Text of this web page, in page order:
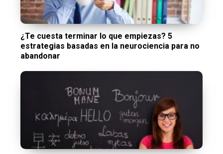
¿Te cuesta terminar lo que empiezas? 5
estrategias basadas en la neurociencia para no
abandonar